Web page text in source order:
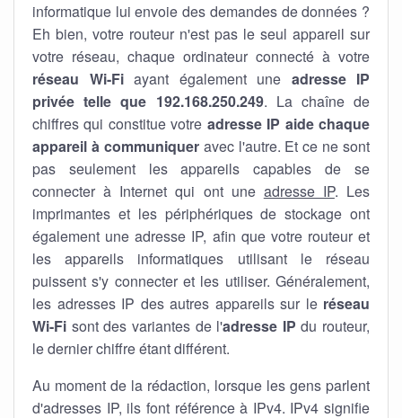
informatique lui envoie des demandes de données ?
Eh bien, votre routeur n'est pas le seul appareil sur
votre réseau, chaque ordinateur connecté à votre
réseau Wi-Fiayant également une adresse IP
privée telle que 192.168.250.249. La chaîne de
chiffres qui constitue votre adresse IP aide chaque
appareil à communiqueravec l'autre. Et ce ne sont
pas seulement les appareils capables de se
connecter à Internet qui ont une adresse IP. Les
imprimantes et les périphériques de stockage ont
également une adresse IP, afin que votre routeur et
les appareils informatiques utilisant le réseau
puissent s'y connecter et les utiliser. Généralement,
les adresses IP des autres appareils sur le réseau
Wi-Fi sont des variantes de l'adresse IP du routeur,
le dernier chiffre étant différent.
Au moment de la rédaction, lorsque les gens parlent
d'adresses IP, ils font référence à IPv4. IPv4 signifie